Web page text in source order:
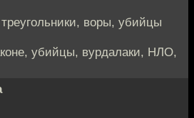
воры, убийцы
убийцы, вурдалаки, НЛО,